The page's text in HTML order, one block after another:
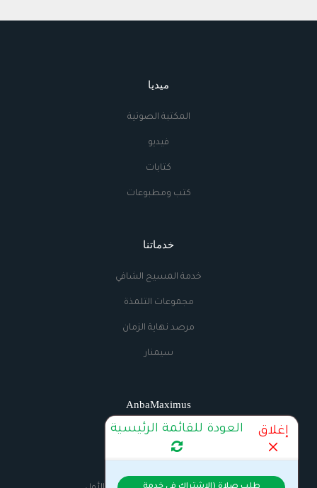
ميديا
المكتبة الصوتية
فيديو
كتابات
كتب ومطبوعات
خدماتنا
خدمة المسيح الشافي
مجموعات التلمذة
مرصد نهاية الزمان
سيمنار
AnbaMaximus
اتصل بنا
الراديو
إغلاق العودة للقائمة الرئيسية